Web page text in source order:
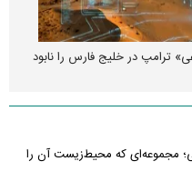
ترامپ در خلیج فارس را نابود
مجموعه‌ای که محیط‌زیست آن را